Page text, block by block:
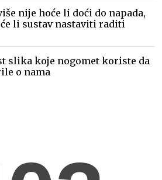
nije hoće li doći do napada,
li sustav nastaviti raditi
slika koje nogomet koriste da
o nama